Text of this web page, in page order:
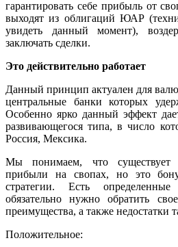
гарантировать себе прибыль от
выходят из облигаций ЮАР
увидеть данный момент),
заключать сделки.
Это действительно работает
Данный принцип актуален для
центральные банки которых
Особенно ярко данный эффект
развивающегося типа, в число
Россия, Мексика.
Мы понимаем, что существует
прибыли на свопах, но это
стратегии. Есть
обязательно нужно обратить
преимущества, а также недостатки
Положительное: